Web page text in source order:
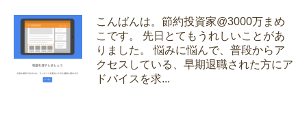
こんばんは。節約投資家@3000万まめ
こです。 先日とてもうれしいことがあ
りました。 悩みに悩んで、普段からア
クセスしている、早期退職された方にア
ドバイスを求...